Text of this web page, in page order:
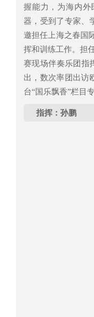
握能力，为海内外
器，受到了专家、
邀担任上海之春国
挥和训练工作。担
赛现场伴奏乐团指
出，数次率团出访
台“国乐飘香”栏目
指挥：孙鹏